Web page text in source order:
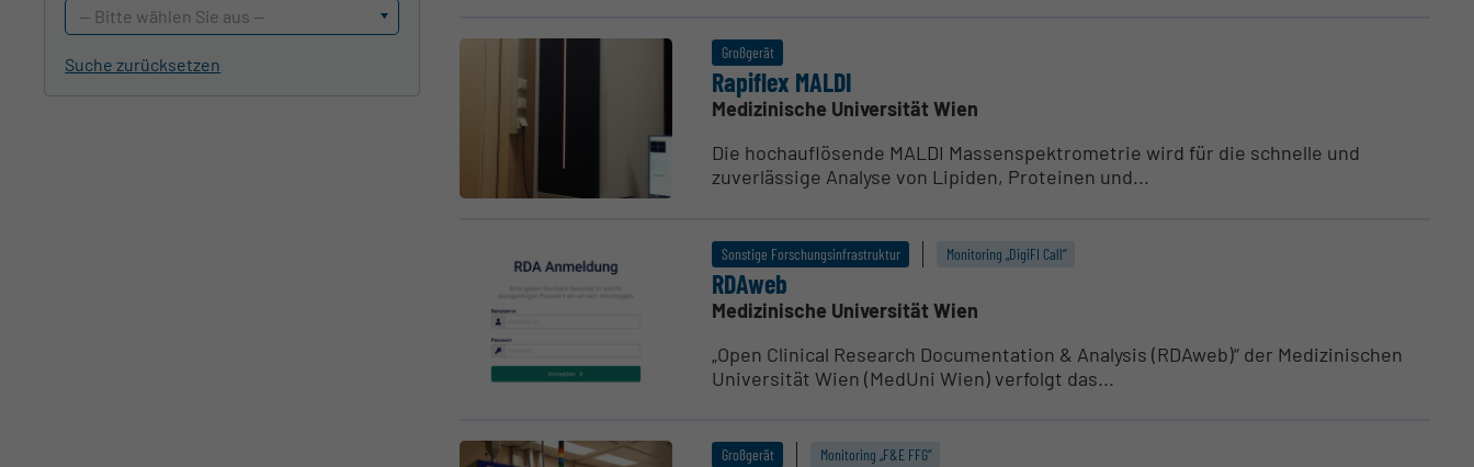
-- Bitte wählen Sie aus --
Suche zurücksetzen
Großgerät
Rapiflex MALDI
Medizinische Universität Wien
Die hochauflösende MALDI Massenspektrometrie wird für die schnelle und
zuverlässige Analyse von Lipiden, Proteinen und...
Sonstige Forschungsinfrastruktur Monitoring „DigiFI Call“
RDAweb
Medizinische Universität Wien
„Open Clinical Research Documentation & Analysis (RDAweb)“ der Medizinischen
Universität Wien (MedUni Wien) verfolgt das...
Großgerät Monitoring „F&E FFG“